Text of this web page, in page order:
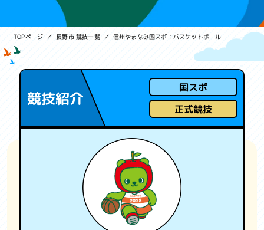
競技一覧
会場一覧
募集情報
実行委員会情報
国スポ・全障スポについて
TOPページ 長野市 競技一覧 信州やまなみ国スポ：バスケットボール
競技紹介
国スポ
正式競技